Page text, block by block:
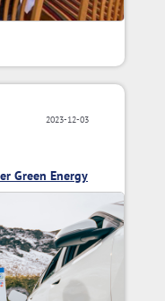
2023-12-03
Green Energy